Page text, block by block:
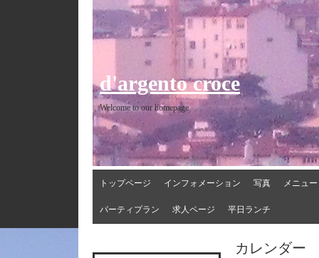
d'argento croce
Welcome to our homepage
トップページ インフォメーション 写真 メニュー
パーティプラン 求人ページ 平日ランチ
カレンダー